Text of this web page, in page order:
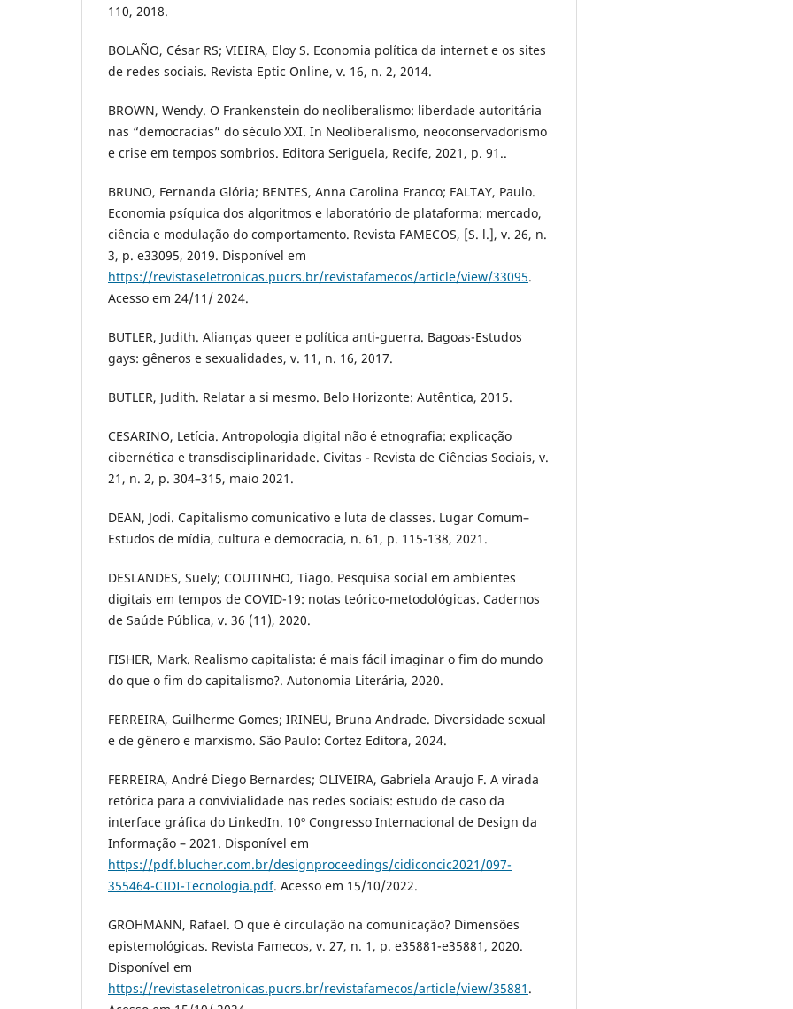
110, 2018.
BOLAÑO, César RS; VIEIRA, Eloy S. Economia política da internet e os sites
de redes sociais. Revista Eptic Online, v. 16, n. 2, 2014.
BROWN, Wendy. O Frankenstein do neoliberalismo: liberdade autoritária
nas “democracias” do século XXI. In Neoliberalismo, neoconservadorismo
e crise em tempos sombrios. Editora Seriguela, Recife, 2021, p. 91..
BRUNO, Fernanda Glória; BENTES, Anna Carolina Franco; FALTAY, Paulo.
Economia psíquica dos algoritmos e laboratório de plataforma: mercado,
ciência e modulação do comportamento. Revista FAMECOS, [S. l.], v. 26, n.
3, p. e33095, 2019. Disponível em
https://revistaseletronicas.pucrs.br/revistafamecos/article/view/33095.
Acesso em 24/11/ 2024.
BUTLER, Judith. Alianças queer e política anti-guerra. Bagoas-Estudos
gays: gêneros e sexualidades, v. 11, n. 16, 2017.
BUTLER, Judith. Relatar a si mesmo. Belo Horizonte: Autêntica, 2015.
CESARINO, Letícia. Antropologia digital não é etnografia: explicação
cibernética e transdisciplinaridade. Civitas - Revista de Ciências Sociais, v.
21, n. 2, p. 304–315, maio 2021.
DEAN, Jodi. Capitalismo comunicativo e luta de classes. Lugar Comum–
Estudos de mídia, cultura e democracia, n. 61, p. 115-138, 2021.
DESLANDES, Suely; COUTINHO, Tiago. Pesquisa social em ambientes
digitais em tempos de COVID-19: notas teórico-metodológicas. Cadernos
de Saúde Pública, v. 36 (11), 2020.
FISHER, Mark. Realismo capitalista: é mais fácil imaginar o fim do mundo
do que o fim do capitalismo?. Autonomia Literária, 2020.
FERREIRA, Guilherme Gomes; IRINEU, Bruna Andrade. Diversidade sexual
e de gênero e marxismo. São Paulo: Cortez Editora, 2024.
FERREIRA, André Diego Bernardes; OLIVEIRA, Gabriela Araujo F. A virada
retórica para a convivialidade nas redes sociais: estudo de caso da
interface gráfica do LinkedIn. 10º Congresso Internacional de Design da
Informação – 2021. Disponível em
https://pdf.blucher.com.br/designproceedings/cidiconcic2021/097-
355464-CIDI-Tecnologia.pdf. Acesso em 15/10/2022.
GROHMANN, Rafael. O que é circulação na comunicação? Dimensões
epistemológicas. Revista Famecos, v. 27, n. 1, p. e35881-e35881, 2020.
Disponível em
https://revistaseletronicas.pucrs.br/revistafamecos/article/view/35881 .